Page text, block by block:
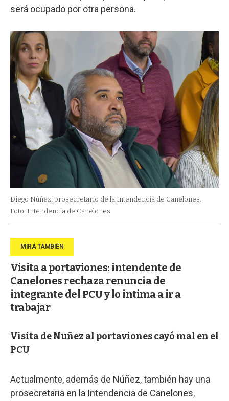
será ocupado por otra persona.
Diego Núñez, prosecretario de la Intendencia de Canelones.
Foto: Intendencia de Canelones
Visita a portaviones: intendente de
Canelones rechaza renuncia de
integrante del PCU y lo intima a ir a
trabajar
Visita de Nuñez al portaviones cayó mal en el
PCU
Actualmente, además de Núñez, también hay una
prosecretaria en la Intendencia de Canelones,